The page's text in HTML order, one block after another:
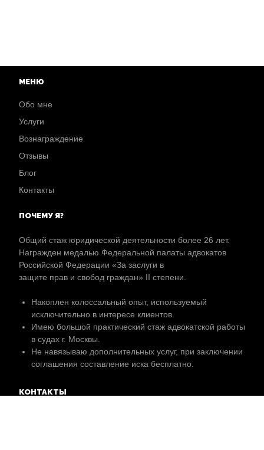
МЕНЮ
Обо мне
Услуги
Вознаграждение
Отзывы
Блог
Контакты
ПОЧЕМУ Я?
Общий стаж юридической деятельности более 26 лет.
Награжден медалью Федеральной палаты адвокатов
Российской Федерации «За заслуги в
защите прав и свобод граждан» II степени.
Накоплен колоссальный опыт, используемый
исключительно в интересе клиентов.
Имею большой практический стаж адвокатской работы
в судах г. Москвы.
Не навязываю дополнительных услуг, при заключении
соглашения составление иска бесплатно.
КОНТАКТЫ